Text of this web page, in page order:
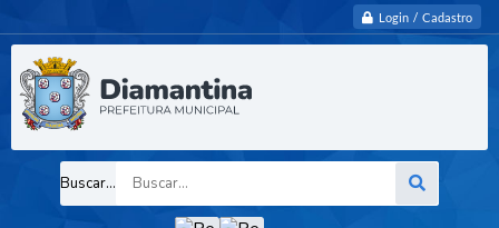
Login / Cadastro
Buscar...